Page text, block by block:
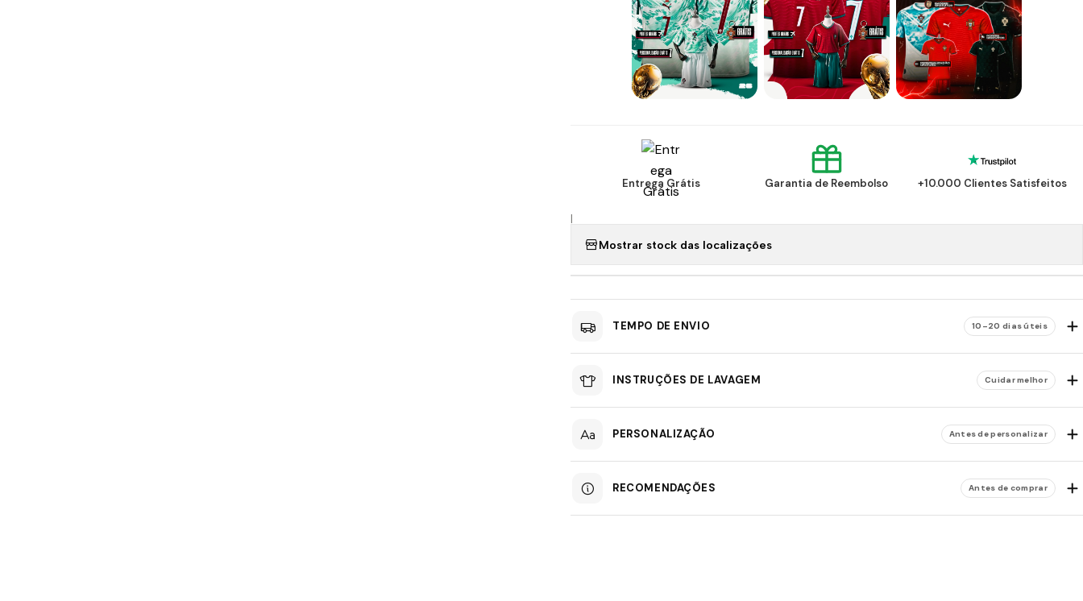
Entrega Grátis Garantia de Reembolso +10.000 Clientes Satisfeitos
|
Mostrar stock das localizações
TEMPO DE ENVIO 10–20 dias úteis
INSTRUÇÕES DE LAVAGEM Cuidar melhor
PERSONALIZAÇÃO Antes de personalizar
RECOMENDAÇÕES Antes de comprar